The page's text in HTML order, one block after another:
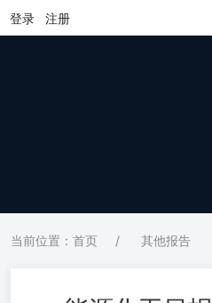
登录 注册
当前位置：首页 / 其他报告